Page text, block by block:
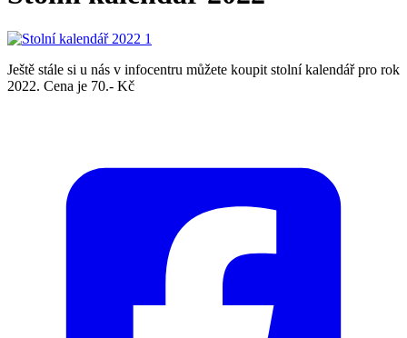
Ještě stále si u nás v infocentru můžete koupit stolní kalendář pro rok
2022. Cena je 70.- Kč